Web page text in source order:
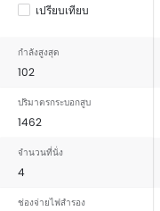
เปรียบเทียบ
กำลังสูงสุด
102
ปริมาตรกระบอกสูบ
1462
จำนวนที่นั่ง
4
ช่องจ่ายไฟสำรอง